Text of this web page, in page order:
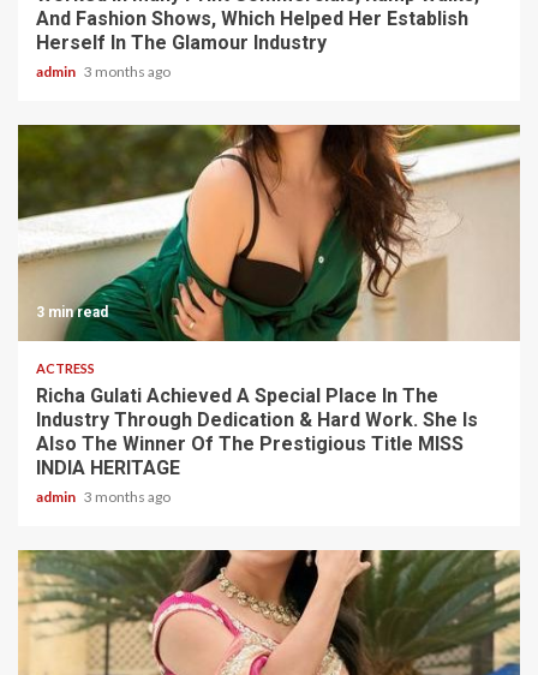
And Fashion Shows, Which Helped Her Establish
Herself In The Glamour Industry
admin 3 months ago
3 min read
ACTRESS
Richa Gulati Achieved A Special Place In The
Industry Through Dedication & Hard Work. She Is
Also The Winner Of The Prestigious Title MISS
INDIA HERITAGE
admin 3 months ago